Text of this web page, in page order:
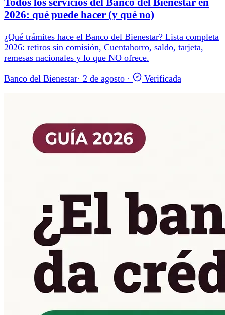
2026: qué puede hacer (y qué no)
¿Qué trámites hace el Banco del Bienestar? Lista completa
2026: retiros sin comisión, Cuentahorro, saldo, tarjeta,
remesas nacionales y lo que NO ofrece.
Banco del Bienestar· 2 de agosto · Verificada